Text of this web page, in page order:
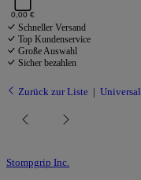
0,00 €
Schneller Versand
Top Kundenservice
Große Auswahl
Sicher bezahlen
Zurück zur Liste Universal
Stompgrip Inc.